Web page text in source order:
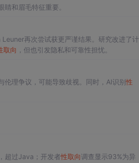
和眉毛特征重要。
再次尝试获更严谨结果。研究改进了计
取向 ，但也引发隐私和可靠性担忧。
伦理争议，可能导致歧视。同时，AI识别性
超过Java；开发者性取向调查显示93%为异